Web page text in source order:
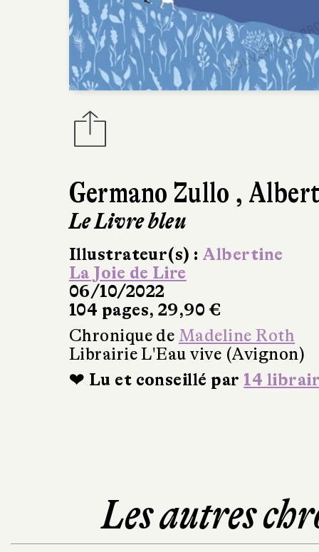
Germano Zullo ,
Le Livre bleu
Illustrateur(s) : Albertine
La Joie de Lire
06/10/2022
104 pages, 29,90 €
Chronique de Madeline Roth
Librairie L'Eau vive (Avignon)
❤ Lu et conseillé par 14
Les autres